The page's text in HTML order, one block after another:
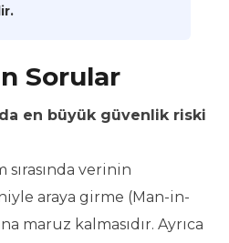
Sorular
en büyük güvenlik riski
sırasında verinin
araya girme (Man-in-
maruz kalmasıdır. Ayrıca